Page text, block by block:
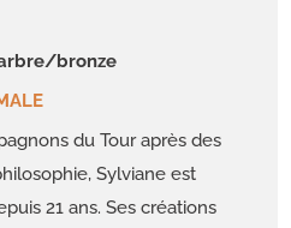
bronze
du Tour après des
Sylviane est
21 ans. Ses créations